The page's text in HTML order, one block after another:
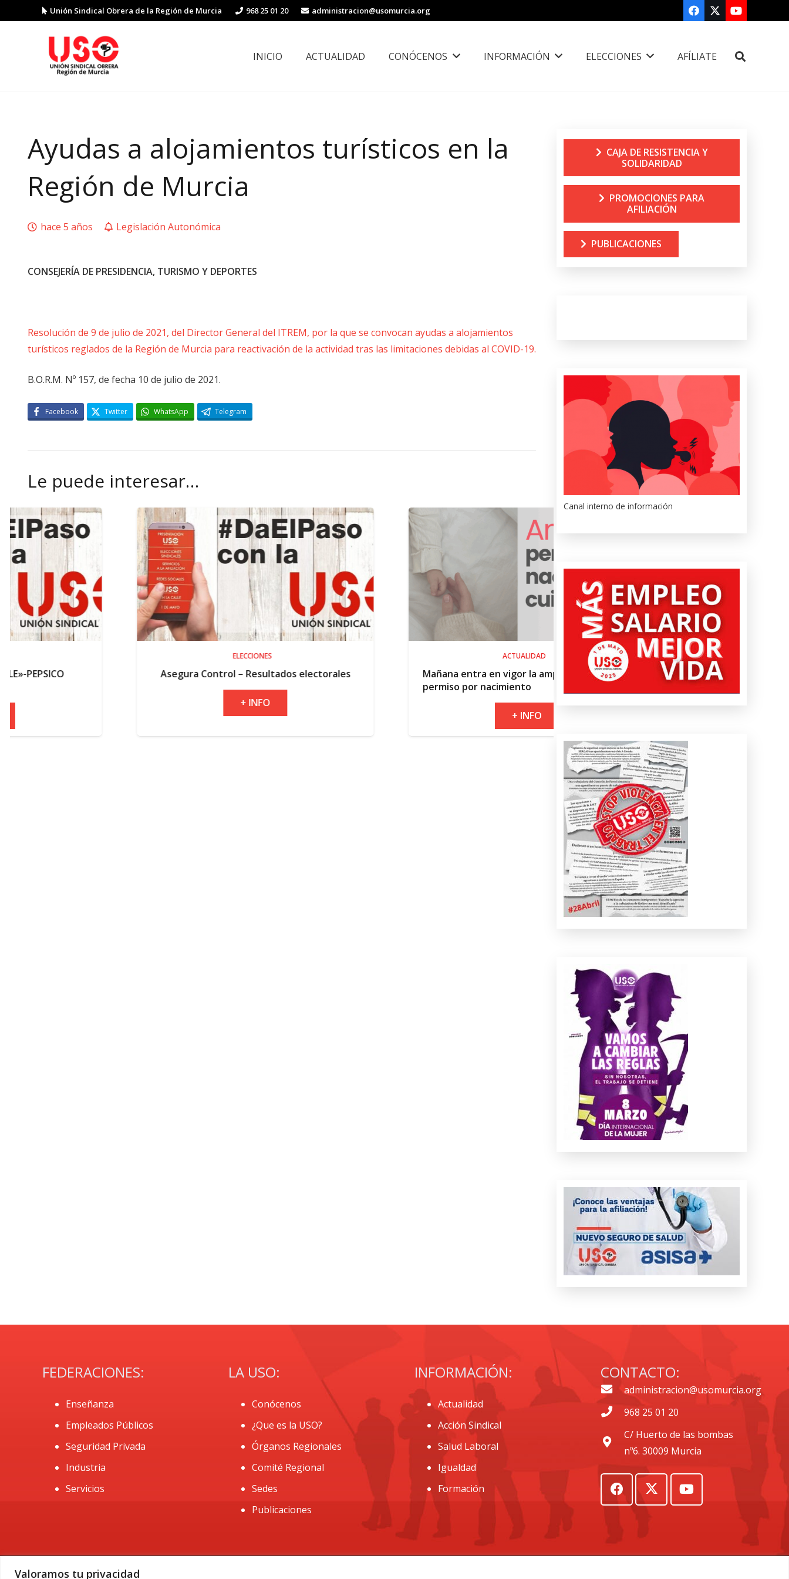
Valoramos tu privacidad
Unión Sindical Obrera de la Región de Murcia 968 25 01 20 administracion@usomurcia.org
INICIO ACTUALIDAD CONÓCENOS INFORMACIÓN ELECCIONES AFÍLIATE
Ayudas a alojamientos turísticos en la
Región de Murcia
hace 5 años Legislación Autonómica
CONSEJERÍA DE PRESIDENCIA, TURISMO Y DEPORTES
Resolución de 9 de julio de 2021, del Director General del ITREM, por la que se convocan ayudas a alojamientos
turísticos reglados de la Región de Murcia para reactivación de la actividad tras las limitaciones debidas al COVID-19.
B.O.R.M. Nº 157, de fecha 10 de julio de 2021.
Facebook Twitter WhatsApp Telegram
Le puede interesar…
Asegura Control – Resultados electorales
Mañana entra en vigor la ampliación del
permiso por nacimiento
SALUD LABORAL
Procedimiento práctico ante alerta
roja por calor
CAJA DE RESISTENCIA Y
SOLIDARIDAD
PROMOCIONES PARA
AFILIACIÓN
PUBLICACIONES
Canal interno de información
FEDERACIONES:
Enseñanza
Empleados Públicos
Seguridad Privada
Industria
Servicios
LA USO:
Conócenos
¿Que es la USO?
Órganos Regionales
Comité Regional
Sedes
Publicaciones
INFORMACIÓN:
Actualidad
Acción Sindical
Salud Laboral
Igualdad
Formación
CONTACTO:
administracion@usomurcia.org
968 25 01 20
C/ Huerto de las bombas
nº6. 30009 Murcia